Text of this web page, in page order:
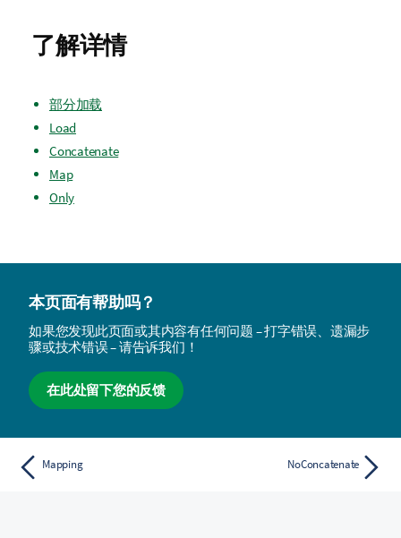
了解详情
部分加载
Load
Concatenate
Map
Only
本页面有帮助吗？
如果您发现此页面或其内容有任何问题 – 打字错误、遗漏步
骤或技术错误 – 请告诉我们！
在此处留下您的反馈
Mapping NoConcatenate